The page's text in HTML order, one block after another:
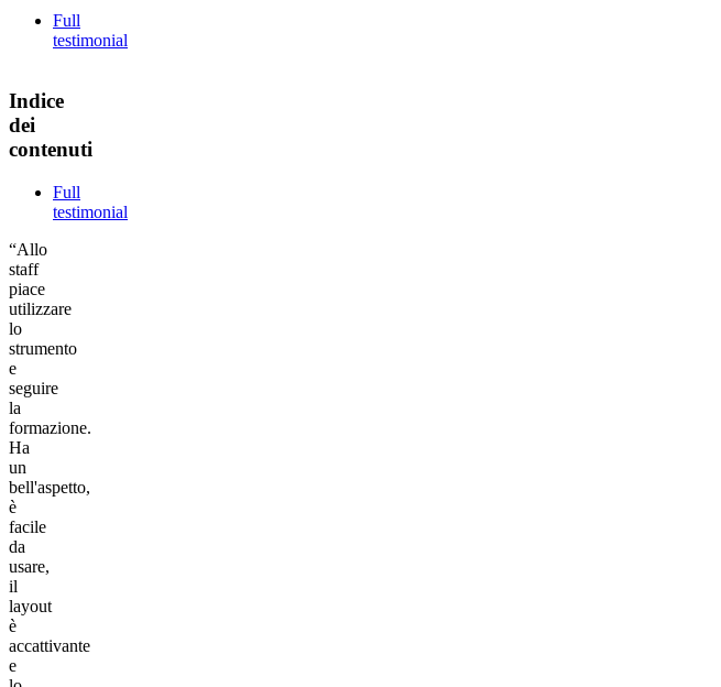
Full
testimonial
Indice
dei
contenuti
Full
testimonial
“Allo
staff
piace
utilizzare
lo
strumento
e
seguire
la
formazione.
Ha
un
bell'aspetto,
è
facile
da
usare,
il
layout
è
accattivante
e